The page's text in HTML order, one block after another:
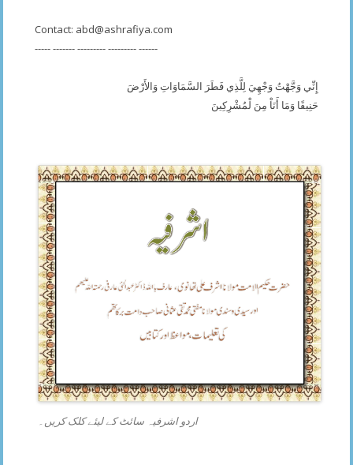
Contact: abd@ashrafiya.com
----- ------- --------- --------- ------
إِنِّي وَجَّهْتُ وَجْهِيَ لِلَّذِي فَطَرَ السَّمَاوَاتِ وَالأَرْضَ
حَنِيفًا وَمَا أَنَاْ مِنَ لْمُشْرِكِينَ
اردو اشرفیہ سائٹ کے لیئے کلک کریں۔